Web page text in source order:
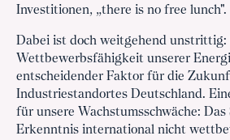
Investitionen, „there is no free lunch".
Dabei ist doch weitgehend unstrittig:
Wettbewerbsfähigkeit unserer
entscheidender Faktor für die
Industriestandortes Deutschland.
für unsere Wachstumsschwäche: Das
Erkenntnis international nicht